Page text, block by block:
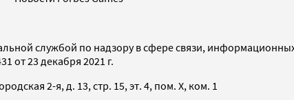
службой по надзору в сфере связи,
от 23 декабря 2021 г.
2-я, д. 13, стр. 15, эт. 4, пом. X, ком. 1